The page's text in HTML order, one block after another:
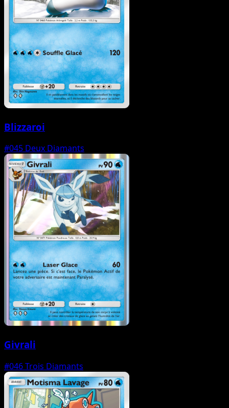
Blizzaroi
#045 Deux Diamants
Givrali
#046Trois Diamants